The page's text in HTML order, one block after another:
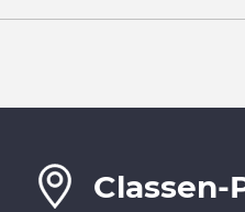
Classen-